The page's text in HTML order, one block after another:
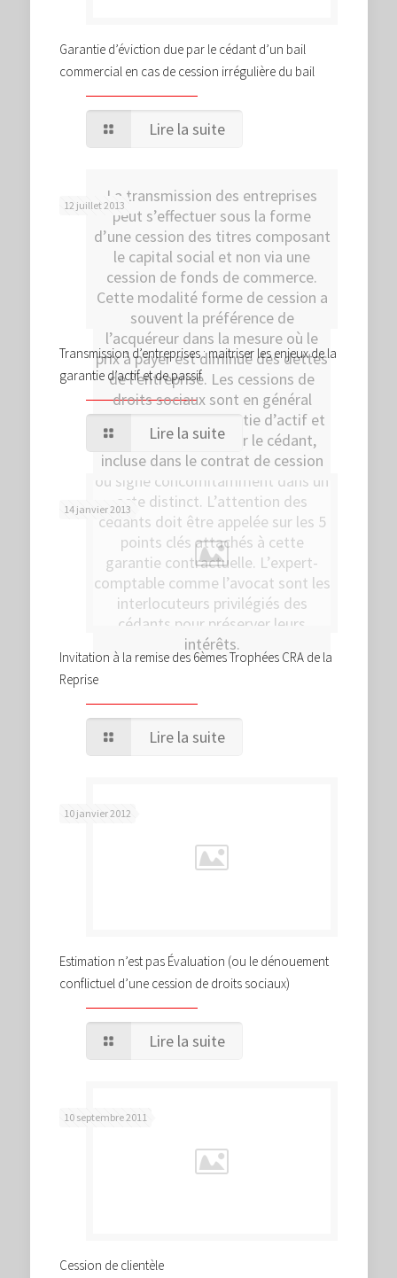
Garantie d’éviction due par le cédant d’un bail
commercial en cas de cession irrégulière du bail
Lire la suite
La transmission des entreprises
peut s’effectuer sous la forme
d’une cession des titres composant
le capital social et non via une
cession de fonds de commerce.
Cette modalité forme de cession a
souvent la préférence de
l’acquéreur dans la mesure où le
prix à payer est diminué des dettes
de l’entreprise. Les cessions de
droits sociaux sont en général
assorties d’une garantie d’actif et
de passif, donnée par le cédant,
incluse dans le contrat de cession
ou signé concomitamment dans un
acte distinct. L’attention des
cédants doit être appelée sur les 5
points clés attachés à cette
garantie contractuelle. L’expert-
comptable comme l’avocat sont les
interlocuteurs privilégiés des
cédants pour préserver leurs
intérêts.
12 juillet 2013
Transmission d’entreprises : maitriser les enjeux de la
garantie d’actif et de passif
Lire la suite
14 janvier 2013
Invitation à la remise des 6èmes Trophées CRA de la
Reprise
Lire la suite
10 janvier 2012
Estimation n’est pas Évaluation (ou le dénouement
conflictuel d’une cession de droits sociaux)
Lire la suite
10 septembre 2011
Cession de clientèle